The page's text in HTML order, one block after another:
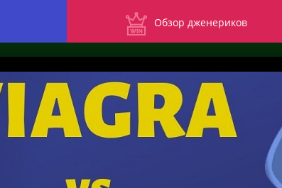
Обзор дженериков